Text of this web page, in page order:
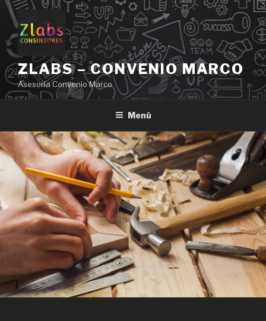
contenido
ZLABS – CONVENIO MARCO
Asesoría Convenio Marco
Menú